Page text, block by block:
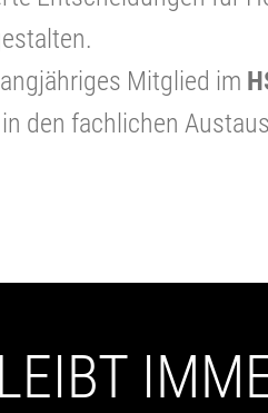
Mitglied im
den fachlichen